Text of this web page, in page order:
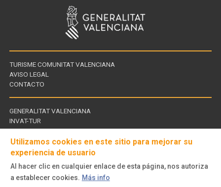
TURISME COMUNITAT VALENCIANA
AVISO LEGAL
CONTACTO
Links
of
interest
GENERALITAT VALENCIANA
INVAT-TUR
CDT - CENTROS DE TURISMO
Follow
Utilizamos cookies en este sitio para mejorar su
experiencia de usuario
Al hacer clic en cualquier enlace de esta página, nos autoriza
a establecer cookies. Más info